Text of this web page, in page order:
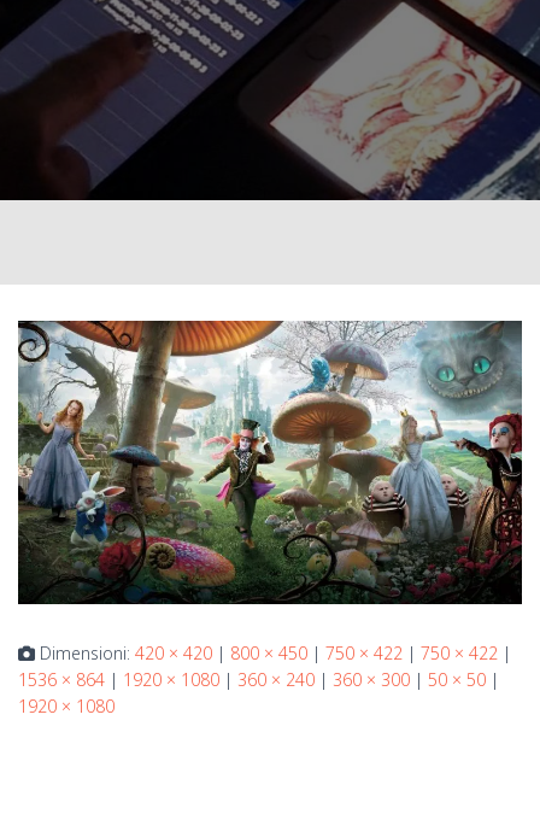
Dimensioni: 420 × 420 | 800 × 450 | 750 × 422 | 750 × 422 |
1536 × 864 | 1920 × 1080 | 360 × 240 | 360 × 300 | 50 × 50 |
1920 × 1080